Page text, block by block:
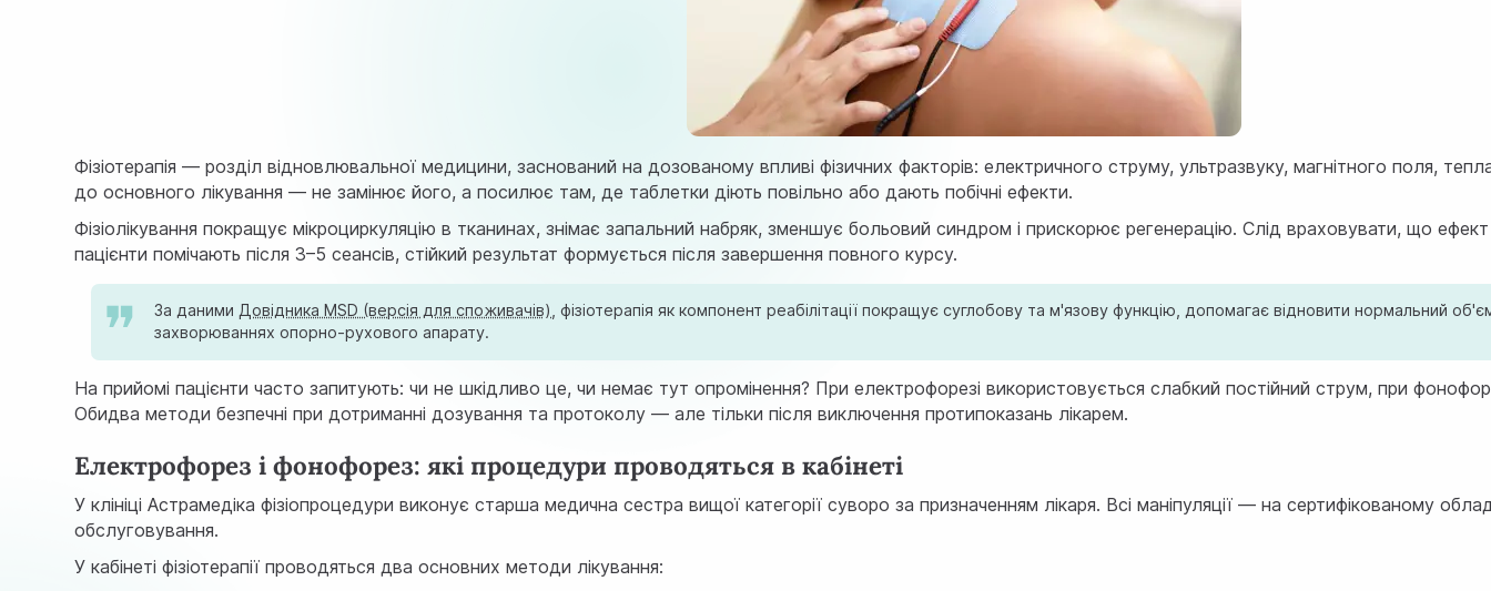
Фізіотерапія — розділ відновлювальної медицини, заснований на дозованому впливі фізичних факторів: електричного струму, ультразвуку, магнітного поля,
до основного лікування — не замінює його, а посилює там, де таблетки діють повільно або дають побічні ефекти.
Фізіолікування покращує мікроциркуляцію в тканинах, знімає запальний набряк, зменшує больовий синдром і прискорює регенерацію. Слід враховувати, що
пацієнти помічають після 3–5 сеансів, стійкий результат формується після завершення повного курсу.
За даними Довідника MSD (версія для споживачів) , фізіотерапія як компонент реабілітації покращує суглобову та м'язову функцію, допомагає відновити нормальний
захворюваннях опорно-рухового апарату.
На прийомі пацієнти часто запитують: чи не шкідливо це, чи немає тут опромінення? При електрофорезі використовується слабкий постійний струм, при
Обидва методи безпечні при дотриманні дозування та протоколу — але тільки після виключення протипоказань лікарем.
Електрофорез і фонофорез: які процедури проводяться в кабінеті
У клініці Астрамедіка фізіопроцедури виконує старша медична сестра вищої категорії суворо за призначенням лікаря. Всі маніпуляції — на сертифікованому
обслуговування.
У кабінеті фізіотерапії проводяться два основних методи лікування: